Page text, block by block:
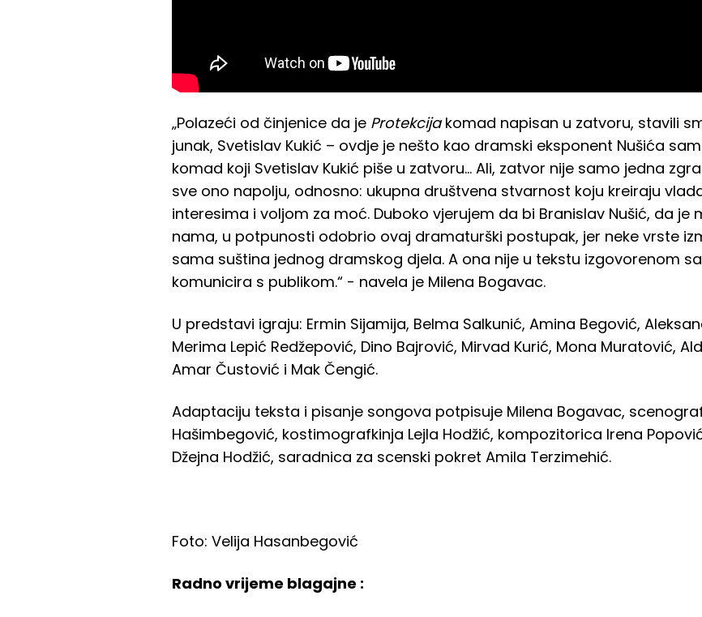
„Polazeći od činjenice da je Protekcijakomad napisan u zatvoru, stavili
junak, Svetislav Kukić – ovdje je nešto kao dramski eksponent Nušića
komad koji Svetislav Kukić piše u zatvoru... Ali, zatvor nije samo jedna
sve ono napolju, odnosno: ukupna društvena stvarnost koju kreiraju
interesima i voljom za moć. Duboko vjerujem da bi Branislav Nušić, da je
nama, u potpunosti odobrio ovaj dramaturški postupak, jer neke vrste
sama suština jednog dramskog djela. A ona nije u tekstu izgovorenom
komunicira s publikom.“ - navela je Milena Bogavac.
U predstavi igraju: Ermin Sijamija, Belma Salkunić, Amina Begović,
Merima Lepić Redžepović, Dino Bajrović, Mirvad Kurić, Mona Muratović,
Amar Čustović i Mak Čengić.
Adaptaciju teksta i pisanje songova potpisuje Milena Bogavac,
Hašimbegović, kostimografkinja Lejla Hodžić, kompozitorica Irena
Džejna Hodžić, saradnica za scenski pokret Amila Terzimehić.
Foto: Velija Hasanbegović
Radno vrijeme blagajne :